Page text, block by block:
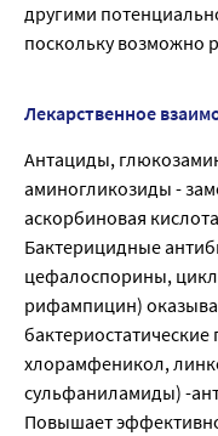
другими
поскольку возможно
Лекарственное
Антациды,
аминогликозиды -
аскорбиновая
Бактерицидные
цефалоспорины,
рифампицин)
хлорамфеникол,
сульфаниламиды) -
Повышает